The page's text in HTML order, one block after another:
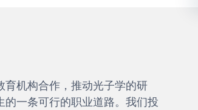
机构合作，推动光子学的研
一条可行的职业道路。我们投